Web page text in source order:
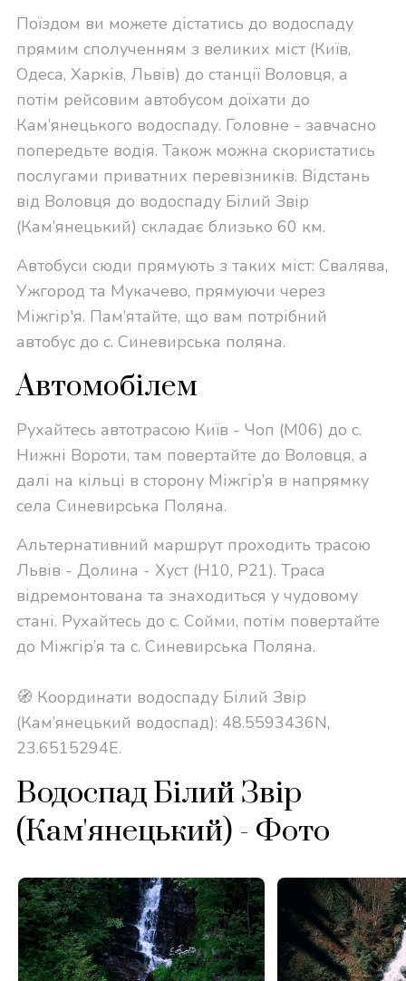
Поїздом ви можете дістатись до водоспаду
прямим сполученням з великих міст (Київ,
Одеса, Харків, Львів) до станції Воловця, а
потім рейсовим автобусом доїхати до
Кам’янецького водоспаду. Головне - завчасно
попередьте водія. Також можна скористатись
послугами приватних перевізників. Відстань
від Воловця до водоспаду Білий Звір
(Кам’янецький) складає близько 60 км.
Автобуси сюди прямують з таких міст: Свалява,
Ужгород та Мукачево, прямуючи через
Міжгір'я. Пам’ятайте, що вам потрібний
автобус до с. Синевирська поляна.
Автомобілем
Рухайтесь автотрасою Київ - Чоп (M06) до с.
Нижні Вороти, там повертайте до Воловця, а
далі на кільці в сторону Міжгір’я в напрямку
села Синевирська Поляна.
Альтернативний маршрут проходить трасою
Львів - Долина - Хуст (Н10, P21). Траса
відремонтована та знаходиться у чудовому
стані. Рухайтесь до с. Сойми, потім повертайте
до Міжгір’я та с. Синевирська Поляна.
🧭 Координати водоспаду Білий Звір
(Кам’янецький водоспад): 48.5593436N,
23.6515294E.
Водоспад Білий Звір
(Кам'янецький) - Фото